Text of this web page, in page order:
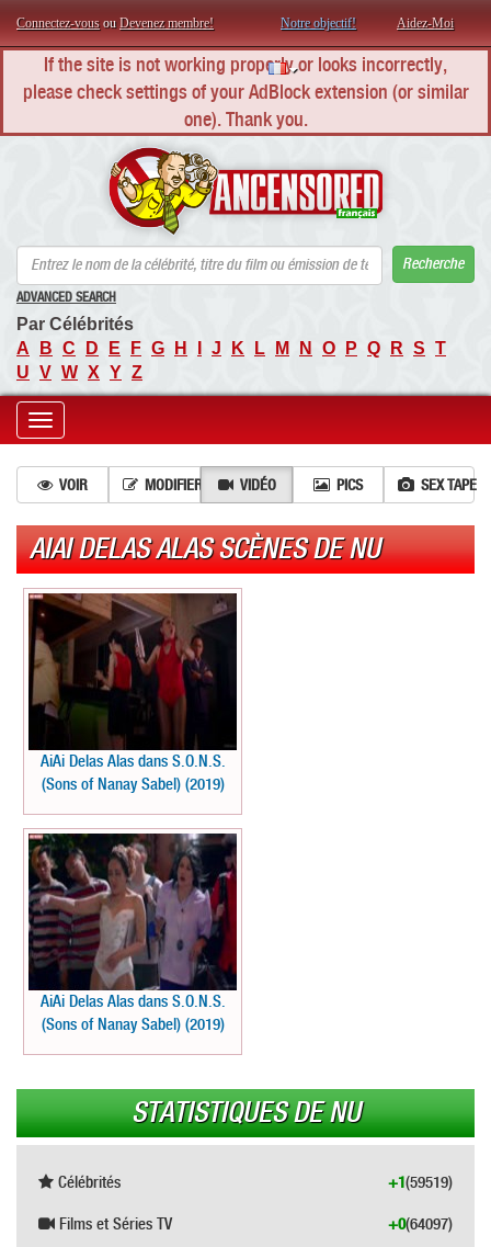
Connectez-vous ou Devenez membre! Notre objectif! Aidez-Moi
If the site is not working properly or looks incorrectly,
please check settings of your AdBlock extension (or similar
one). Thank you.
Recherche
ADVANCED SEARCH
Par Célébrités
A
B C D E F G H J K L M N O P Q R S T
U V W X Y Z
Toggle
navigation
VOIR MODIFIER VIDÉO PICS SEX TAPE
AIAI DELAS ALAS SCÈNES DE NU
AiAi Delas Alas dans S.O.N.S.
(Sons of Nanay Sabel) (2019)
AiAi Delas Alas dans S.O.N.S.
(Sons of Nanay Sabel) (2019)
STATISTIQUES DE NU
Célébrités (59519)
+1
Films et Séries TV (64097)
+0